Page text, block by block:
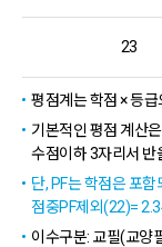
23
평점계는 학점 × 등
기본적인 평점 계산
수점이하 3자리서 반
단, PF는 학점은 포
점중PF제외(22)=
이수구분: 교필(교양